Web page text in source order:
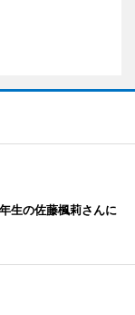
生の佐藤楓莉さんに